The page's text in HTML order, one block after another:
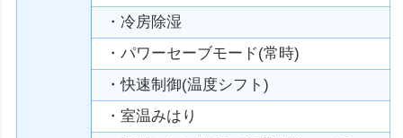
・冷房除湿
・パワーセーブモード(常時)
・快速制御(温度シフト)
・室温みはり